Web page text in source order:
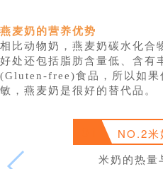
燕麦奶的营养优势
相比动物奶，燕麦奶碳水化合
好处还包括脂肪含量低、含有
(Gluten-free)食品，所以如果
敏，燕麦奶是很好的替代品。
NO.2
米奶的热量